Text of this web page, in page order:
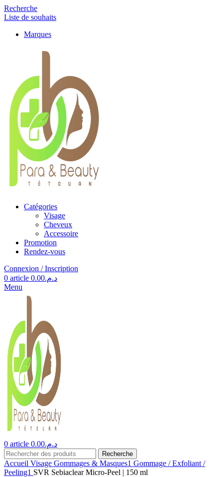
Recherche
Liste de souhaits
Marques
Catégories
Visage
Cheveux
Accessoire
Promotion
Rendez-vous
Connexion / Inscription
0 article د.م.0.00
Menu
0 article د.م.0.00
Recherche
Accueil Visage Gommages & Masques1 Gommage / Exfoliant /
Peeling1 SVR Sebiaclear Micro-Peel | 150 ml